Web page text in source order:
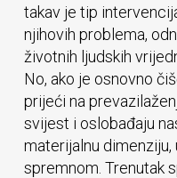
takav je tip
njihovih problema,
životnih ljudskih
No, ako je osnovno
prijeći na
svijest i oslobađaju
materijalnu
spremnom. Trenutak